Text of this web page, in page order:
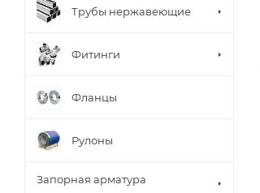
Трубы нержавеющие
Фитинги
Фланцы
Рулоны
Запорная арматура